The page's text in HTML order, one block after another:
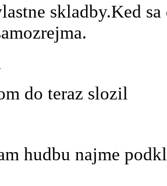
skladby.Ked
do teraz slozil
hudbu najme